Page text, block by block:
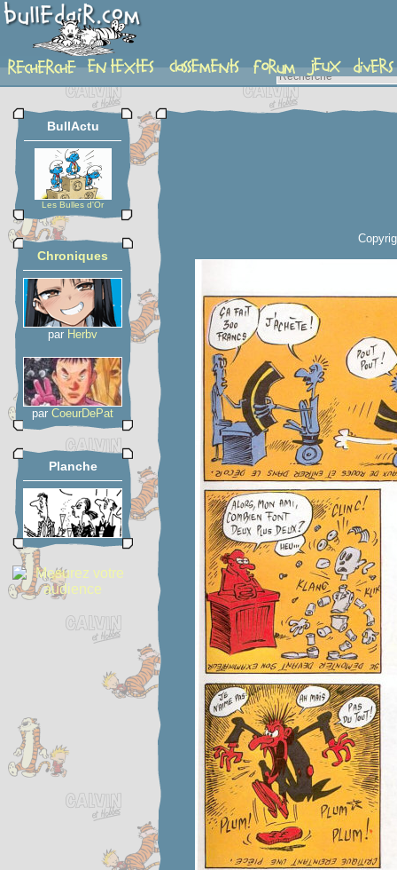
planche
BullActu
Les Bulles d'Or
Chroniques
par Herbv
par CoeurDePat
Planche